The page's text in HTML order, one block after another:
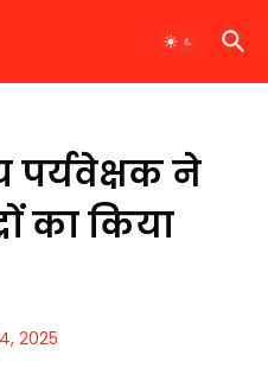
पर्यवेक्षक ने
का किया
2025